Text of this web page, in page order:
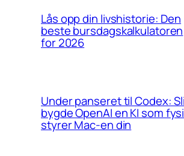
Lås opp din livshistorie: Den
beste bursdagskalkulatoren
for 2026
Under panseret til Codex:
bygde OpenAI en KI som
styrer Mac-en din